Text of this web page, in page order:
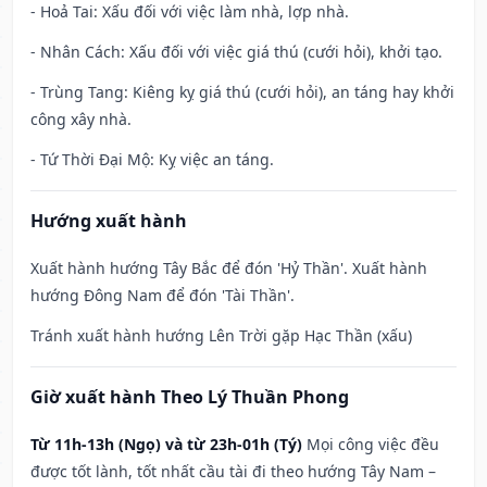
- Hoả Tai: Xấu đối với việc làm nhà, lợp nhà.
- Nhân Cách: Xấu đối với việc giá thú (cưới hỏi), khởi tạo.
- Trùng Tang: Kiêng kỵ giá thú (cưới hỏi), an táng hay khởi
công xây nhà.
- Tứ Thời Đại Mộ: Kỵ việc an táng.
Hướng xuất hành
Xuất hành hướng Tây Bắc để đón 'Hỷ Thần'. Xuất hành
hướng Đông Nam để đón 'Tài Thần'.
Tránh xuất hành hướng Lên Trời gặp Hạc Thần (xấu)
Giờ xuất hành Theo Lý Thuần Phong
Từ 11h-13h (Ngọ) và từ 23h-01h (Tý) Mọi công việc đều
được tốt lành, tốt nhất cầu tài đi theo hướng Tây Nam –